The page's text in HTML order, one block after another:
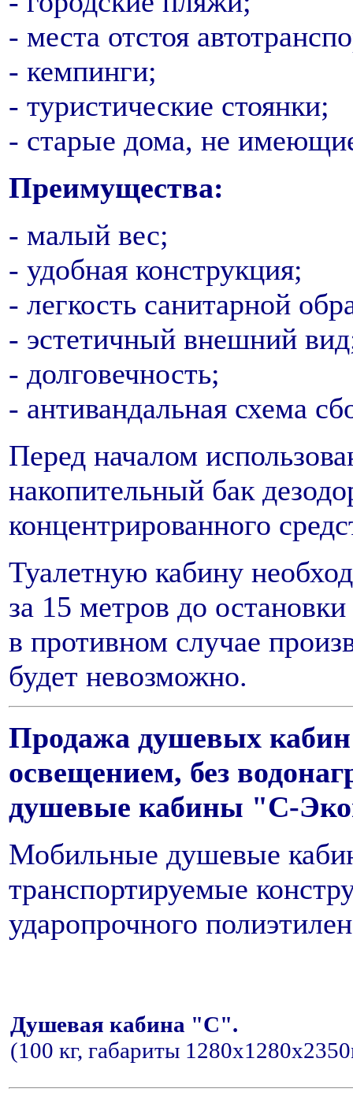
- места отстоя
- кемпинги;
- туристические стоянки;
- старые дома, не
Преимущества:
- малый вес;
- удобная конструкция;
- легкость санитарной
- эстетичный внешний
- долговечность;
- антивандальная схема
Перед началом
накопительный бак
концентрированного
Туалетную кабину
за 15 метров до
в противном случае
будет невозможно.
Продажа душевых
освещением, без
душевые кабины "С-
Мобильные душевые
транспортируемые
ударопрочного
Душевая кабина "С".
(100 кг, габариты